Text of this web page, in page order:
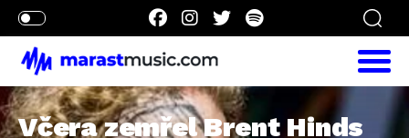
Včera zemřel Brent Hinds